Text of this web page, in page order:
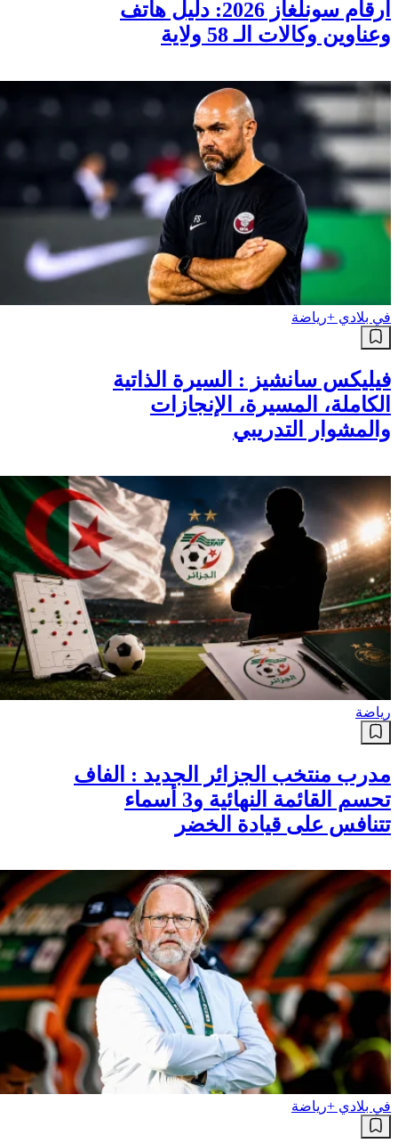
أرقام سونلغاز 2026: دليل هاتف
في بلادي +
فيليكس سانشيز : السيرة الذاتية
الكاملة، المسيرة، الإنجازات
رياضة
مدرب منتخب الجزائر الجديد : الفاف
تحسم القائمة النهائية و3 أسماء
في بلادي +